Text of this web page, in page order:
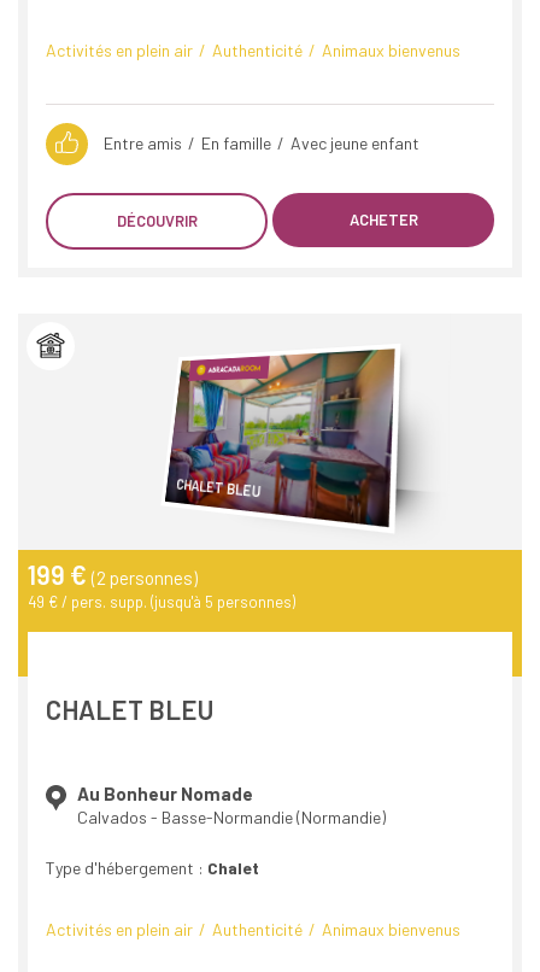
Activités en plein air Authenticité Animaux bienvenus
Entre amis En famille Avec jeune enfant
DÉCOUVRIR ACHETER
CHALET BLEU
199 € (2 personnes)
49 € / pers. supp. (jusqu'à 5 personnes)
CHALET BLEU
Au Bonheur Nomade
Calvados - Basse-Normandie (Normandie)
Type d'hébergement : Chalet
Activités en plein air Authenticité Animaux bienvenus